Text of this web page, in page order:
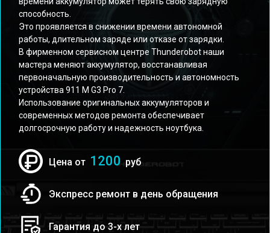
способность.
Это проявляется в снижении времени автономной
работы, длительном заряде или отказе от зарядки.
В фирменном сервисном центре Thunderobot наши
мастера меняют аккумулятор, восстанавливая
первоначальную производительность и автономность
устройства 911 M G3 Pro 7.
Использование оригинальных аккумуляторов и
современных методов ремонта обеспечивает
долгосрочную работу и надежность ноутбука.
Цена от 1200 руб
Экспресс ремонт в день обращения
Гарантия до 3-х лет